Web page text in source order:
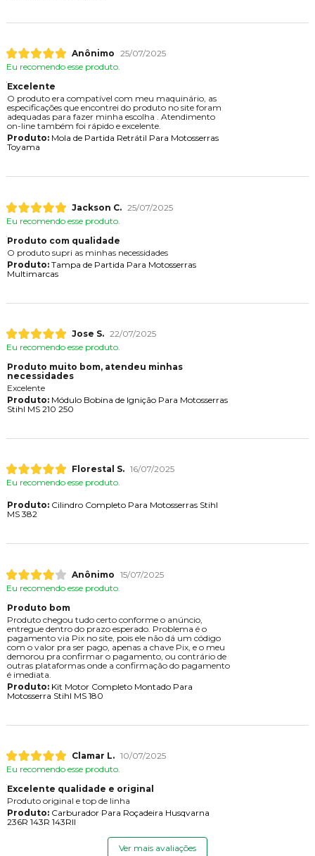
Anônimo 25/07/2025
Eu recomendo esse produto.
Excelente
O produto era compatível com meu maquinário, as
especificações que encontrei do produto no site foram
adequadas para fazer minha escolha . Atendimento
on-line também foi rápido e excelente.
Produto:Mola de Partida Retrátil Para Motosserras
Toyama
Jackson C. 25/07/2025
Eu recomendo esse produto.
Produto com qualidade
O produto supri as minhas necessidades
Produto:Tampa de Partida Para Motosserras
Multimarcas
Jose S. 22/07/2025
Eu recomendo esse produto.
Produto muito bom, atendeu minhas
necessidades
Excelente
Produto:Módulo Bobina de Ignição Para Motosserras
Stihl MS 210 250
Florestal S. 16/07/2025
Eu recomendo esse produto.
Produto:Cilindro Completo Para Motosserras Stihl
MS 382
Anônimo 15/07/2025
Eu recomendo esse produto.
Produto bom
Produto chegou tudo certo conforme o anúncio,
entregue dentro do prazo esperado. Problema é o
pagamento via Pix no site, pois ele não dá um código
com o valor pra ser pago, apenas a chave Pix, e o meu
demorou pra confirmar o pagamento, ou contrário de
outras plataformas onde a confirmação do pagamento
é imediata.
Produto:Kit Motor Completo Montado Para
Motosserra Stihl MS 180
Clamar L. 10/07/2025
Eu recomendo esse produto.
Excelente qualidade e original
Produto original e top de linha
Produto:Carburador Para Roçadeira Husqvarna
236R 143R 143RII
Ver mais avaliações